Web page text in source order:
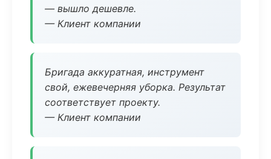
— вышло дешевле.
— Клиент компании
Бригада аккуратная, инструмент
свой, ежевечерняя уборка. Результат
соответствует проекту.
— Клиент компании